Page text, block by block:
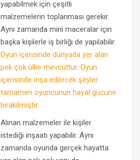
yapabilmek için çeşitli
malzemelerin toplanması gerekir.
Aynı zamanda mini maceralar için
başka kişilerle iş birliği de yapılabilir.
Oyun içerisinde dünyada yer alan
pek çok ülke mevcuttur. Oyun
içerisinde inşa edilecek şeyler
tamamen oyuncunun hayal gücüne
bırakılmıştır.
Alınan malzemeler ile kişiler
istediği inşaatı yapabilir. Aynı
zamanda oyunda gerçek hayatta